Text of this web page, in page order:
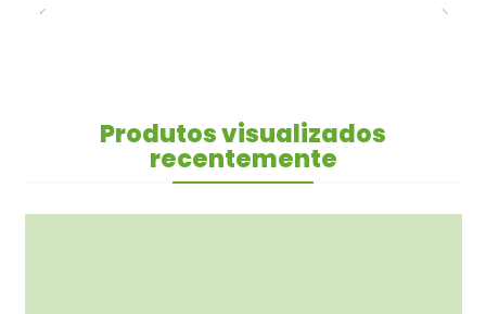
Produtos visualizados
recentemente